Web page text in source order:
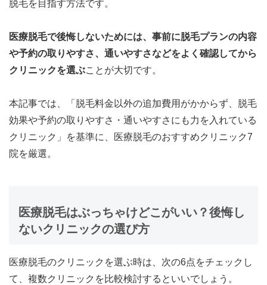
脱毛を目指す方法です。
医療脱毛で後悔しないためには、事前に脱毛プランの内容
や予約の取りやすさ、通いやすさなどをよく確認してから
クリニックを選ぶことが大切です。
本記事では、「 脱毛料金以外の追加費用がかからず、脱毛
効果や予約の取りやすさ・通いやすさにも力を入れている
クリニック 」を基準に、医療脱毛のおすすめクリニック7
院を厳選。
医療脱毛はぶっちゃけどこがいい？後悔し
ないクリニックの選び方
医療脱毛のクリニックを選ぶ時は、次の6点をチェックし
て、複数クリニックを比較検討するといいでしょう。